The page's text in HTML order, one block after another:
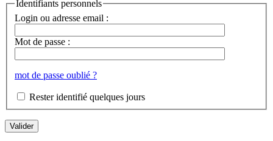
Identifiants personnels
Login ou adresse email :
Mot de passe :
mot de passe oublié ?
Rester identifié quelques jours